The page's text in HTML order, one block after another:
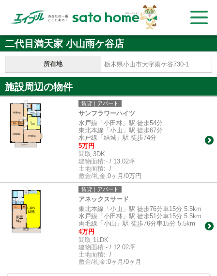
二代目満天家 小山雨ケ谷店
所在地 栃木県小山市大字雨ケ谷730-1
施設周辺の物件
賃貸｜アパート
サンフラワーハイツ
水戸線「小田林」駅 徒歩54分
東北本線「小山」駅 徒歩67分
水戸線「結城」駅 徒歩74分
5万円
間取:3DK
建物面積:- / 13.02坪
土地面積:- / -
敷金/礼金:0ヶ月/0万円
賃貸｜アパート
アネックスサード
東北本線「小山」駅 徒歩76分車15分 5.5km
水戸線「小田林」駅 徒歩51分車15分 5.5km
両毛線「小山」駅 徒歩76分車15分 5.5km
4万円
間取:1LDK
建物面積:- / 12.02坪
土地面積:- / -
敷金/礼金:0ヶ月/0ヶ月